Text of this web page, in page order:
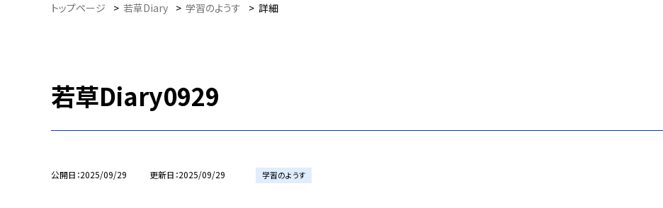
トップページ > 若草Diary > 学習のようす > 詳細
若草Diary0929
公開日 2025/09/29 更新日 2025/09/29 学習のようす